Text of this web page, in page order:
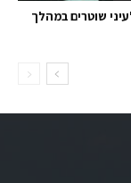
שוטרים במהלך